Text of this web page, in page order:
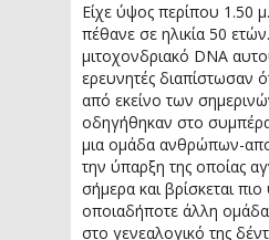
Είχε ύψος περίπου 1.50
πέθανε σε ηλικία 50
μιτοχονδριακό DNA
ερευνητές διαπίστωσαν
από εκείνο των
οδηγήθηκαν στο
μια ομάδα ανθρώπων-
την ύπαρξη της οποίας
σήμερα και βρίσκεται
οποιαδήποτε άλλη
στο γενεαλογικό της